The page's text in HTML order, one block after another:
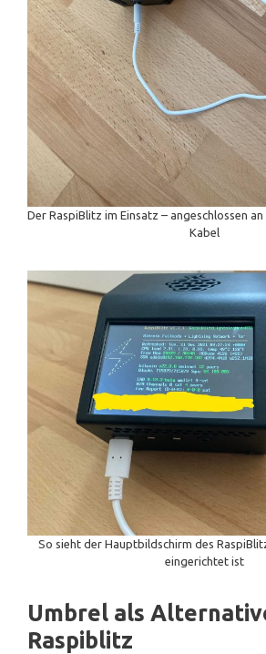
Der RaspiBlitz im Einsatz – angeschlossen
Kabel
So sieht der Hauptbildschirm des
eingerichtet ist
Umbrel als
Raspiblitz